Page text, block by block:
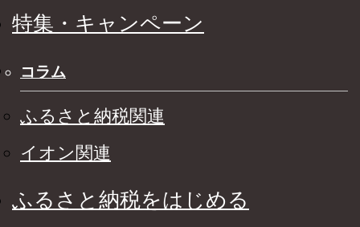
特集・キャンペーン
コラム
ふるさと納税関連
イオン関連
ふるさと納税をはじめる